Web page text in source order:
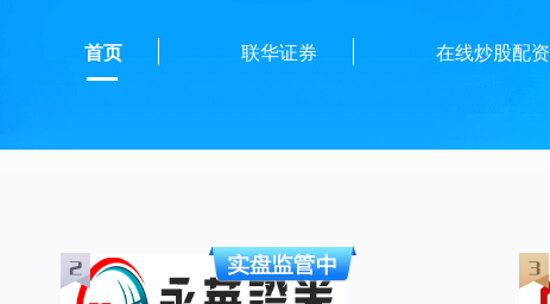
首页 联华证券 在线炒股配资